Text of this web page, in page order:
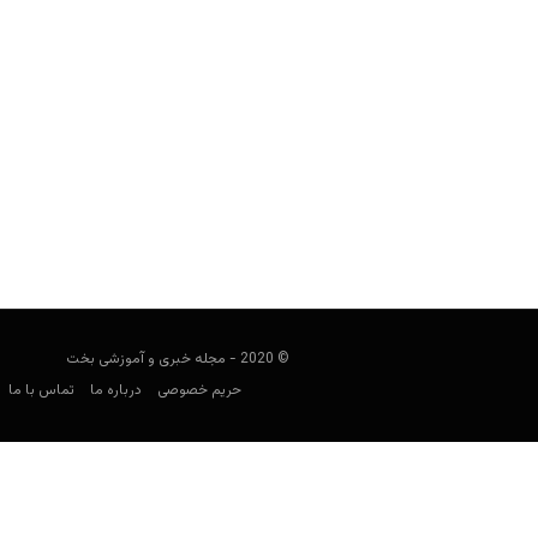
© 2020 - مجله خبری و آموزشی بخت
حریم خصوصی
درباره ما تماس با ما